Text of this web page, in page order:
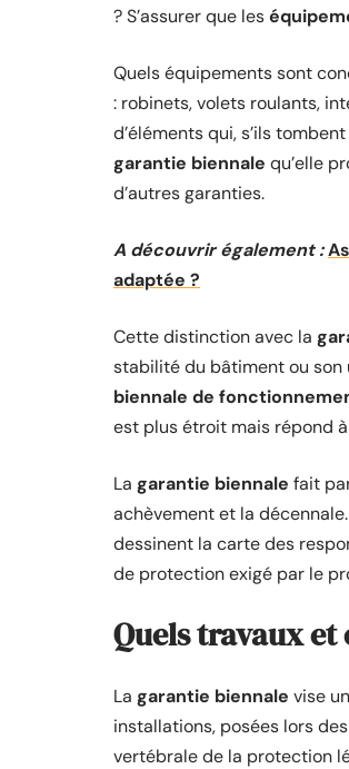
? S’assurer que les
Quels équipements sont
: robinets, volets roulants,
d’éléments qui, s’ils
garantie biennale qu’elle
d’autres garanties.
A découvrir également :
adaptée ?
Cette distinction avec la
stabilité du bâtiment ou son
biennale de
est plus étroit mais répond
La garantie biennale fait
achèvement et la
dessinent la carte des
de protection exigé par le
Quels travaux
La garantie biennale vise
installations, posées lors
vertébrale de la protection